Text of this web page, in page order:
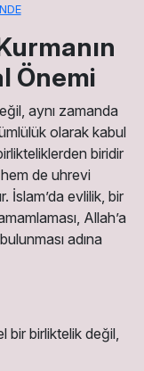
Önemi
aynı zamanda
olarak kabul
biridir
de uhrevi
İslam’da evlilik, bir
Allah’a
adına
bir birliktelik değil,